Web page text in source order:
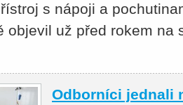
s nápoji a
objevil už před rokem na
Odborníci jednali